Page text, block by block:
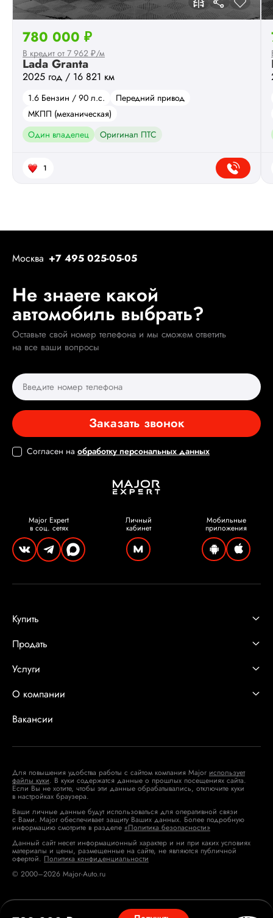
Lada Granta
2025 год / 16 821 км
1.6 Бензин / 90 л.с.
Передний привод
МКПП (механическая)
Один владелец
Оригинал ПТС
780 000 ₽
В кредит от 7 962 ₽/м
1
Москва +7 495 025-05-05
Не знаете какой
автомобиль выбрать?
Оставьте свой номер телефона и мы сможем ответить
на все ваши вопросы
Заказать звонок
Согласен на обработку персональных данных
Major Expert
в соц. сетях
Личный
кабинет
Мобильные
приложения
Купить
Продать
Услуги
О компании
Вакансии
Для повышения удобства работы с сайтом компания Major использует
файлы куки. В куки содержатся данные о прошлых посещениях сайта.
Если Вы не хотите, чтобы эти данные обрабатывались, отключите куки
в настройках браузера.
Ваши личные данные будут использоваться для оперативной связи
с Вами. Major обеспечивает защиту Ваших данных. Более подробную
информацию смотрите в разделе «Политика безопасности»
Данный сайт несет информационный характер и ни при каких условиях
материалы и цены, размещенные на сайте, не являются публичной
офертой. Политика конфиденциальности
© 2000–2026 Major-Auto.ru